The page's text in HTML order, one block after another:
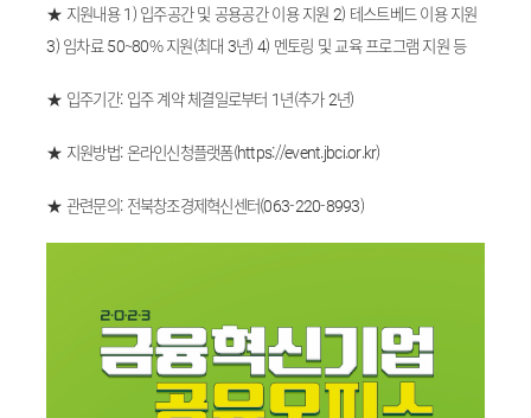
★ 지원내용 1) 입주공간 및 공용공간 이용 지원 2) 테스트베드 이용 지원
3) 임차료 50~80% 지원(최대 3년) 4) 멘토링 및 교육 프로그램 지원 등
★ 입주기간: 입주 계약 체결일로부터 1년(추가 2년)
★ 지원방법: 온라인신청플랫폼(https://event.jbci.or.kr)​
★ 관련문의: 전북창조경제혁신센터(063-220-8993)